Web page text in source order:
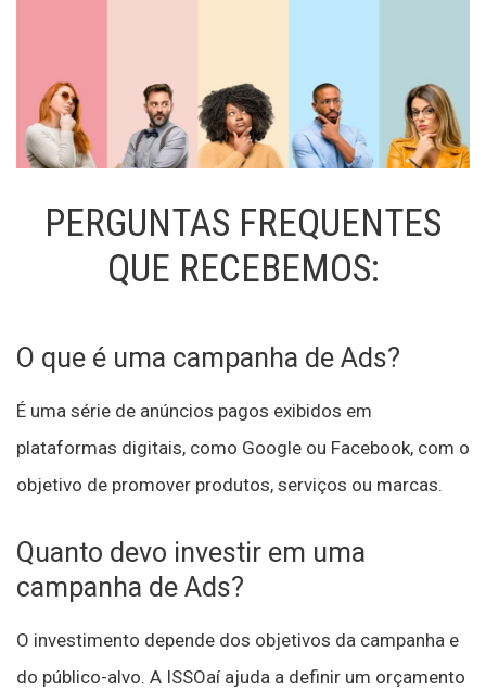
PERGUNTAS FREQUENTES
QUE RECEBEMOS:
O que é uma campanha de Ads?
É uma série de anúncios pagos exibidos em
plataformas digitais, como Google ou Facebook, com o
objetivo de promover produtos, serviços ou marcas.
Quanto devo investir em uma
campanha de Ads?
O investimento depende dos objetivos da campanha e
do público-alvo. A ISSOaí ajuda a definir um orçamento